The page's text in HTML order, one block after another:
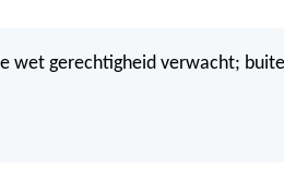
wet gerechtigheid verwacht;